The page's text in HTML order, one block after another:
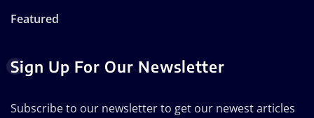
Featured
Sign Up For Our Newsletter
Subscribe to our newsletter to get our newest articles